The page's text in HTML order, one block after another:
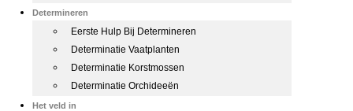
Determineren
Eerste Hulp Bij Determineren
Determinatie Vaatplanten
Determinatie Korstmossen
Determinatie Orchideeën
Het veld in